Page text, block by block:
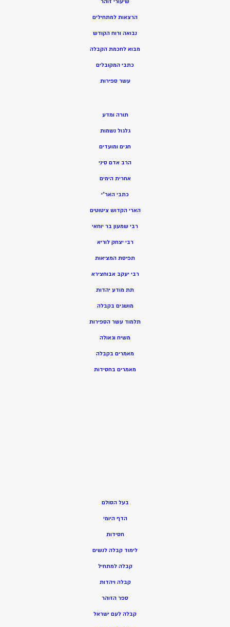
הרצאות למתחילים
נבואה ורוח הקודש
מבוא לחכמת הקבלה
כתבי המקובלים
עשר ספירות
תורה ומדע
גלגול נשמות
חגים ומועדים
הרב אדם סיני
אחרית הימים
כתבי האר”י
הארי הקדוש ציטוטים
רבי שמעון בר יוחאי
רבי יצחק לוריא
תפיסת המציאות
רבי יעקב אבוחצירא
תת מודע יהדות
מושגים בקבלה
תלמוד עשר הספירות
משיח וגאולה
מאמרים בקבלה
מאמרים בחסידות
בעל הסולם
הדף היומי
חסידות
לימוד קבלה לנשים
קבלה למתחיל
קבלה ויהדות
ספר הזוהר
קבלה לעם ישראל